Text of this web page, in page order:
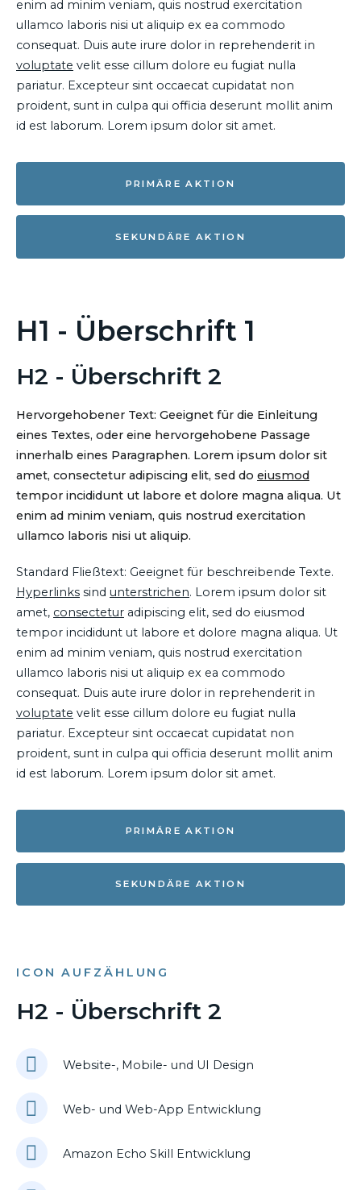
enim ad minim veniam, quis nostrud exercitation
ullamco laboris nisi ut aliquip ex ea commodo
consequat. Duis aute irure dolor in reprehenderit in
voluptate velit esse cillum dolore eu fugiat nulla
pariatur. Excepteur sint occaecat cupidatat non
proident, sunt in culpa qui officia deserunt mollit anim
id est laborum. Lorem ipsum dolor sit amet.
PRIMÄRE AKTION
SEKUNDÄRE AKTION
H1 - Überschrift 1
H2 - Überschrift 2
Hervorgehobener Text: Geeignet für die Einleitung
eines Textes, oder eine hervorgehobene Passage
innerhalb eines Paragraphen. Lorem ipsum dolor sit
amet, consectetur adipiscing elit, sed do eiusmod
tempor incididunt ut labore et dolore magna aliqua. Ut
enim ad minim veniam, quis nostrud exercitation
ullamco laboris nisi ut aliquip.
Standard Fließtext: Geeignet für beschreibende Texte.
Hyperlinks sind unterstrichen. Lorem ipsum dolor sit
amet, consectetur adipiscing elit, sed do eiusmod
tempor incididunt ut labore et dolore magna aliqua. Ut
enim ad minim veniam, quis nostrud exercitation
ullamco laboris nisi ut aliquip ex ea commodo
consequat. Duis aute irure dolor in reprehenderit in
voluptate velit esse cillum dolore eu fugiat nulla
pariatur. Excepteur sint occaecat cupidatat non
proident, sunt in culpa qui officia deserunt mollit anim
id est laborum. Lorem ipsum dolor sit amet.
PRIMÄRE AKTION
SEKUNDÄRE AKTION
ICON AUFZÄHLUNG
H2 - Überschrift 2
Website-, Mobile- und UI Design
Web- und Web-App Entwicklung
Amazon Echo Skill Entwicklung